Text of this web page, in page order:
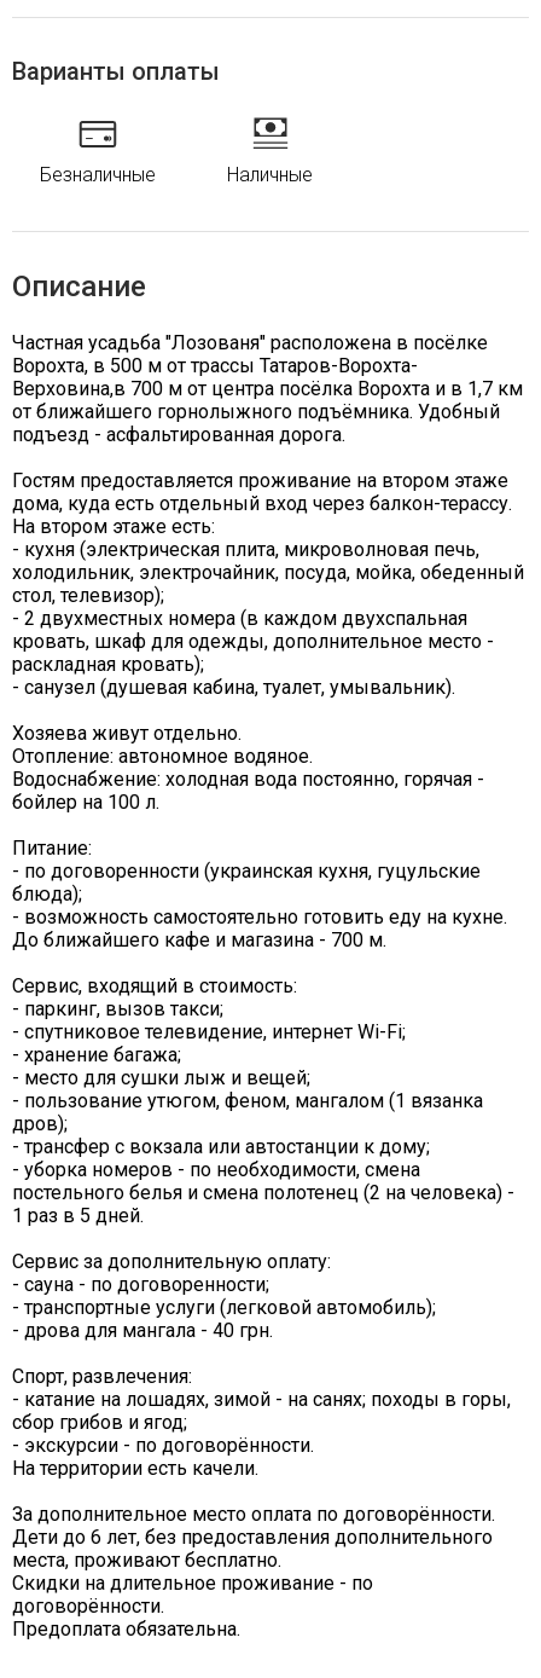
Варианты оплаты
Безналичные Наличные
Описание
Частная усадьба "Лозованя" расположена в посёлке
Ворохта, в 500 м от трассы Татаров-Ворохта-
Верховина,в 700 м от центра посёлка Ворохта и в 1,7 км
от ближайшего горнолыжного подъёмника. Удобный
подъезд - асфальтированная дорога.
Гостям предоставляется проживание на втором этаже
дома, куда есть отдельный вход через балкон-терассу.
На втором этаже есть:
- кухня (электрическая плита, микроволновая печь,
холодильник, электрочайник, посуда, мойка, обеденный
стол, телевизор);
- 2 двухместных номера (в каждом двухспальная
кровать, шкаф для одежды, дополнительное место -
раскладная кровать);
- санузел (душевая кабина, туалет, умывальник).
Хозяева живут отдельно.
Отопление: автономное водяное.
Водоснабжение: холодная вода постоянно, горячая -
бойлер на 100 л.
Питание:
- по договоренности (украинская кухня, гуцульские
блюда);
- возможность самостоятельно готовить еду на кухне.
До ближайшего кафе и магазина - 700 м.
Сервис, входящий в стоимость:
- паркинг, вызов такси;
- спутниковое телевидение, интернет Wi-Fi;
- хранение багажа;
- место для сушки лыж и вещей;
- пользование утюгом, феном, мангалом (1 вязанка
дров);
- трансфер с вокзала или автостанции к дому;
- уборка номеров - по необходимости, смена
постельного белья и смена полотенец (2 на человека) -
1 раз в 5 дней.
Сервис за дополнительную оплату:
- сауна - по договоренности;
- транспортные услуги (легковой автомобиль);
- дрова для мангала - 40 грн.
Спорт, развлечения:
- катание на лошадях, зимой - на санях; походы в горы,
сбор грибов и ягод;
- экскурсии - по договорённости.
На территории есть качели.
За дополнительное место оплата по договорённости.
Дети до 6 лет, без предоставления дополнительного
места, проживают бесплатно.
Скидки на длительное проживание - по
договорённости.
Предоплата обязательна.